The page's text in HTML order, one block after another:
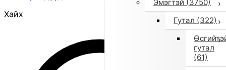
Хайх
Эмэгтэй (3750)
Гутал (322)
гутал
(61)